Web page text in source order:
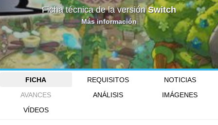
Ficha técnica de la versiónSwitch
Más información
FICHA REQUISITOS
NOTICIAS
AVANCES
ANÁLISIS
IMÁGENES
VÍDEOS